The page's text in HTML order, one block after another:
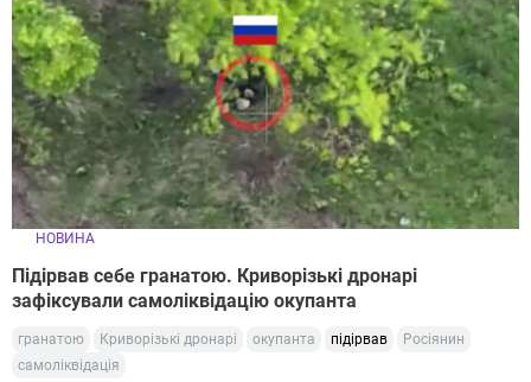
НОВИНА
Підірвав себе гранатою. Криворізькі дронарі
зафіксували самоліквідацію окупанта
гранатою Криворізькі дронарі окупанта підірвав
Росіянин
самоліквідація